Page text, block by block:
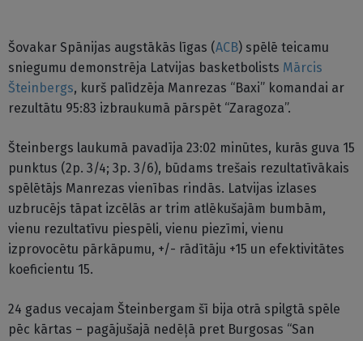
Šovakar Spānijas augstākās līgas (ACB) spēlē teicamu
sniegumu demonstrēja Latvijas basketbolists Mārcis
Šteinbergs, kurš palīdzēja Manrezas “Baxi” komandai ar
rezultātu 95:83 izbraukumā pārspēt “Zaragoza”.
Šteinbergs laukumā pavadīja 23:02 minūtes, kurās guva 15
punktus (2p. 3/4; 3p. 3/6), būdams trešais rezultatīvākais
spēlētājs Manrezas vienības rindās. Latvijas izlases
uzbrucējs tāpat izcēlās ar trim atlēkušajām bumbām,
vienu rezultatīvu piespēli, vienu piezīmi, vienu
izprovocētu pārkāpumu, +/- rādītāju +15 un efektivitātes
koeficientu 15.
24 gadus vecajam Šteinbergam šī bija otrā spilgtā spēle
pēc kārtas – pagājušajā nedēļā pret Burgosas “San